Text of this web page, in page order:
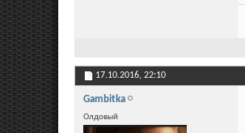
17.10.2016, 22:10
Gambitka
Олдовый